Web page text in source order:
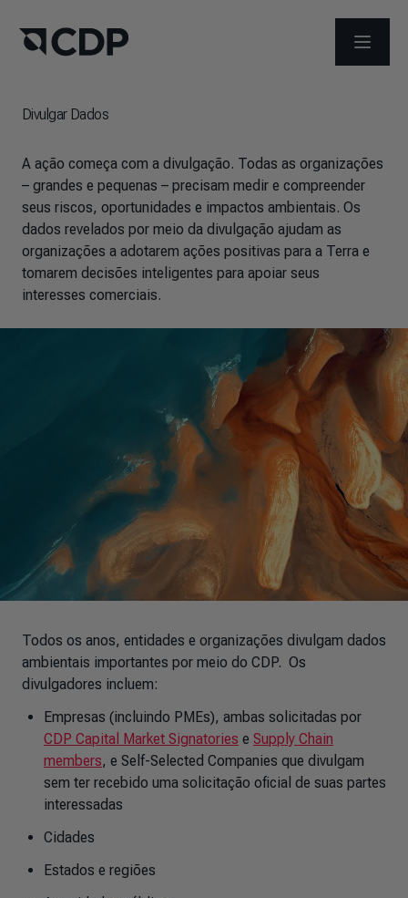
ABRIR
Divulgar Dados
A ação começa com a divulgação. Todas as organizações
– grandes e pequenas – precisam medir e compreender
seus riscos, oportunidades e impactos ambientais. Os
dados revelados por meio da divulgação ajudam as
organizações a adotarem ações positivas para a Terra e
tomarem decisões inteligentes para apoiar seus
interesses comerciais.
Todos os anos, entidades e organizações divulgam dados
ambientais importantes por meio do CDP. Os
divulgadores incluem:
Empresas (incluindo PMEs), ambas solicitadas por
CDP Capital Market Signatories e Supply Chain
members, e Self-Selected Companies que divulgam
sem ter recebido uma solicitação oficial de suas partes
interessadas
Cidades
Estados e regiões